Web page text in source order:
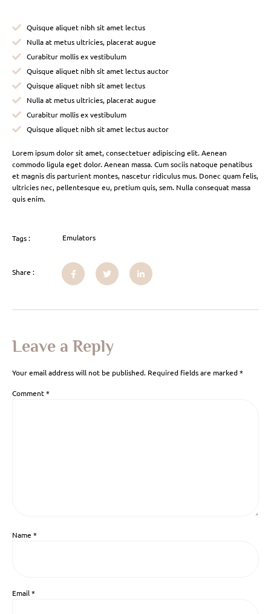
Quisque aliquet nibh sit amet lectus
Nulla at metus ultricies, placerat augue
Curabitur mollis ex vestibulum
Quisque aliquet nibh sit amet lectus auctor
Quisque aliquet nibh sit amet lectus
Nulla at metus ultricies, placerat augue
Curabitur mollis ex vestibulum
Quisque aliquet nibh sit amet lectus auctor
Lorem ipsum dolor sit amet, consectetuer adipiscing elit. Aenean
commodo ligula eget dolor. Aenean massa. Cum sociis natoque penatibus
et magnis dis parturient montes, nascetur ridiculus mus. Donec quam felis,
ultricies nec, pellentesque eu, pretium quis, sem. Nulla consequat massa
quis enim.
Tags : Emulators
Share :
Leave a Reply
Your email address will not be published. Required fields are marked*
Comment*
Name *
Email*